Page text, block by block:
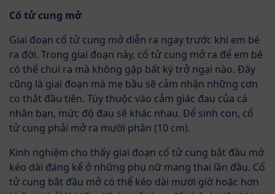
Cổ tử cung mở
Giai đoạn cổ tử cung mở diễn ra ngay trước khi em bé
ra đời. Trong giai đoạn này, cổ tử cung mở ra để em bé
có thể chui ra mà không gặp bất kỳ trở ngại nào. Đây
cũng là giai đoạn mà mẹ bầu sẽ cảm nhận những cơn
co thắt đầu tiên. Tùy thuộc vào cảm giác đau của cá
nhân bạn, mức độ đau sẽ khác nhau. Để sinh con, cổ
tử cung phải mở ra mười phân (10 cm).
Kinh nghiệm cho thấy giai đoạn cổ tử cung bắt đầu mở
kéo dài đáng kể ở những phụ nữ mang thai lần đầu. Cổ
tử cung bắt đầu mở có thể kéo dài mười giờ hoặc hơn